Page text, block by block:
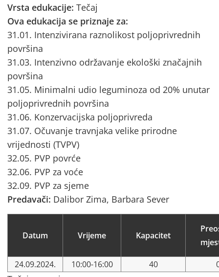
Vrsta edukacije: Tečaj
Ova edukacija se priznaje za:
31.01. Intenzivirana raznolikost poljoprivrednih
površina
31.03. Intenzivno održavanje ekološki značajnih
površina
31.05. Minimalni udio leguminoza od 20% unutar
poljoprivrednih površina
31.06. Konzervacijska poljoprivreda
31.07. Očuvanje travnjaka velike prirodne
vrijednosti (TVPV)
32.05. PVP povrće
32.06. PVP za voće
32.09. PVP za sjeme
Predavači: Dalibor Zima, Barbara Sever
Datum Vrijeme Kapacitet
24.09.2024. 10:00-16:00 40